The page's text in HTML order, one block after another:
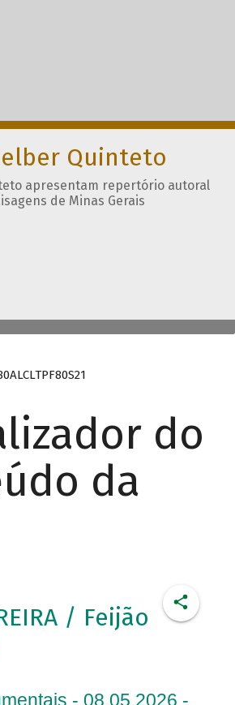
Quinteto
apresentam repertório autoral
de Minas Gerais
do
da
/ Feijão
- 08.05.2026 -